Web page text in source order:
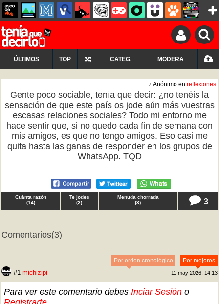
ÚLTIMOS TOP CATEG. MODERA
♂ Anónimo en reflexiones
Gente poco sociable, tenía que decir: ¿no tenéis la
sensación de que este país os jode aún más vuestras
escasas relaciones sociales? Todo mi entorno me
hace sentir que, si no quedo cada fin de semana con
mis amigos, es que no tengo amigos. Eso casi me
quita hasta las ganas de responder en los grupos de
WhatsApp. TQD
Cuánta razón
(14)
Te jodes
(2)
Menuda chorrada
(3) 3
Comentarios(3)
Por mejores
Por orden cronológico
#1 michizipi 11 may 2026, 14:13
Para ver este comentario debes Inciar Sesión o
Registrarte.